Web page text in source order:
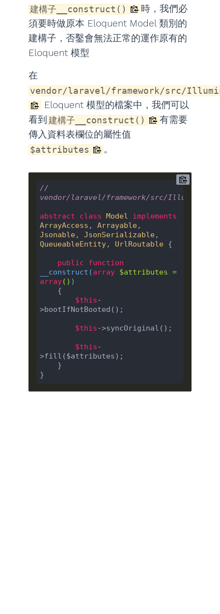
建構子__construct()
時，我們必
須要時做原本 Eloquent Model 類別的
建構子，否鑿會無法正常的運作原有的
Eloquent 模型
在
vendor/laravel/framework/src/
Eloquent 模型的檔案中，我們可以
看到 建構子__construct()
有需要
傳入資料表欄位的屬性值
$attributes 。
//
vendor/laravel/framework/src/Illuminate/
abstract class Model
implements
ArrayAccess , Arrayable
Jsonable, JsonSerializable
QueueableEntity, UrlRoutable {
public
function
__construct (array
array( ) )
{
$this-
>bootIfNotBooted();
$this->syncOriginal();
$this-
>fill($attributes);